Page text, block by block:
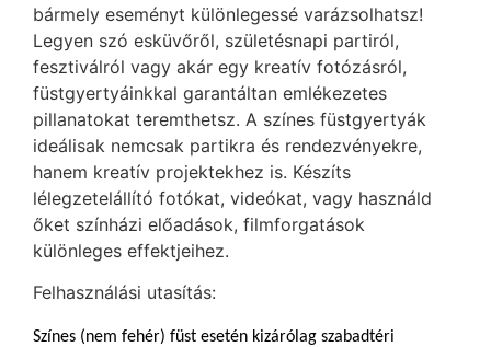
bármely eseményt különlegessé varázsolhatsz!
Legyen szó esküvőről, születésnapi partiról,
fesztiválról vagy akár egy kreatív fotózásról,
füstgyertyáinkkal garantáltan emlékezetes
pillanatokat teremthetsz. A színes füstgyertyák
ideálisak nemcsak partikra és rendezvényekre,
hanem kreatív projektekhez is. Készíts
lélegzetelállító fotókat, videókat, vagy használd
őket színházi előadások, filmforgatások
különleges effektjeihez.
Felhasználási utasítás:
Színes (nem fehér) füst esetén kizárólag szabadtéri